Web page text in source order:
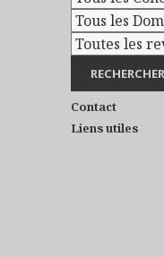
Contact
Liens utiles